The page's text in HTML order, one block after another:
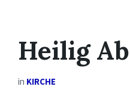
Heilig
in KIRCHE